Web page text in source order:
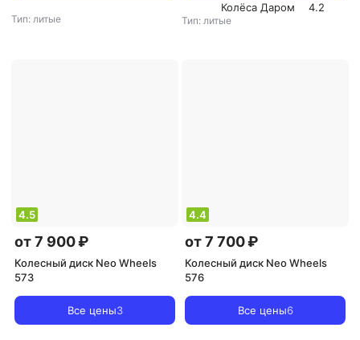
Тип: литые
Колёса Даром
4.2
Тип: литые
4.5
от 7 900 ₽
Колесный диск Neo Wheels
573
Все цены3
4.4
от 7 700 ₽
Колесный диск Neo Wheels
576
Все цены6